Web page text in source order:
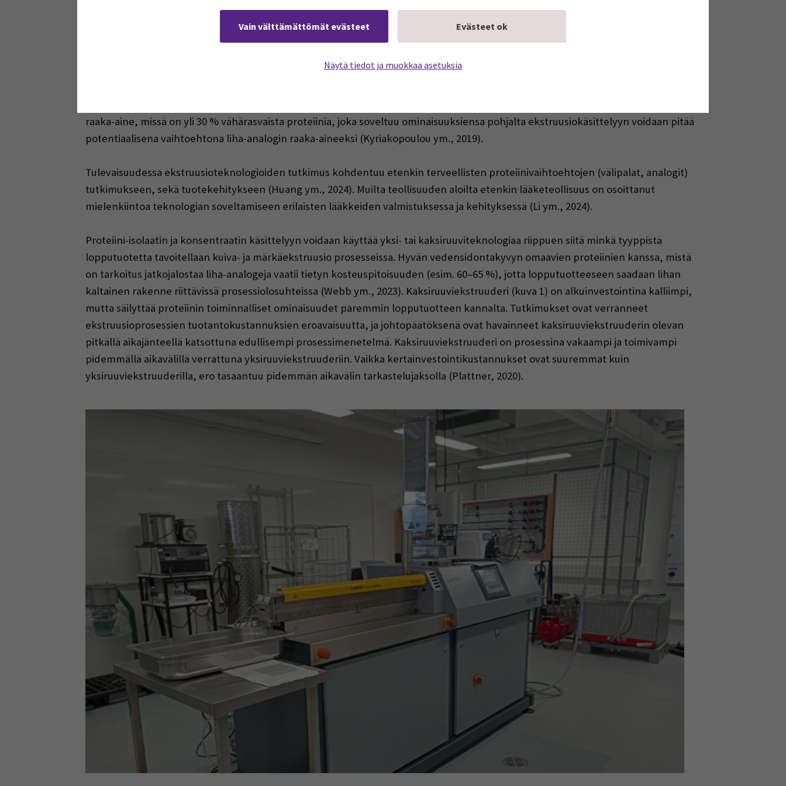
Vain välttämättömät evästeet Evästeet ok
Näytä tiedot ja muokkaa asetuksia
löytyvät liha-analogien (eli rakenteeltaan säiemäinen, lihan koostumusta jäljittelevä kasvispohjainen proteiinin lähde) ja
raaka-aine, missä on yli 30 % vähärasvaista proteiinia, joka soveltuu ominaisuuksiensa pohjalta ekstruusiokäsittelyyn voidaan pitää
potentiaalisena vaihtoehtona liha-analogin raaka-aineeksi (Kyriakopoulou ym., 2019).
Tulevaisuudessa ekstruusioteknologioiden tutkimus kohdentuu etenkin terveellisten proteiinivaihtoehtojen (välipalat, analogit)
tutkimukseen, sekä tuotekehitykseen (Huang ym., 2024). Muilta teollisuuden aloilta etenkin lääketeollisuus on osoittanut
mielenkiintoa teknologian soveltamiseen erilaisten lääkkeiden valmistuksessa ja kehityksessä (Li ym., 2024).
Proteiini-isolaatin ja konsentraatin käsittelyyn voidaan käyttää yksi- tai kaksiruuviteknologiaa riippuen siitä minkä tyyppistä
lopputuotetta tavoitellaan kuiva- ja märkäekstruusio prosesseissa. Hyvän vedensidontakyvyn omaavien proteiinien kanssa, mistä
on tarkoitus jatkojalostaa liha-analogeja vaatii tietyn kosteuspitoisuuden (esim. 60–65 %), jotta lopputuotteeseen saadaan lihan
kaltainen rakenne riittävissä prosessiolosuhteissa (Webb ym., 2023). Kaksiruuviekstruuderi (kuva 1) on alkuinvestointina kalliimpi,
mutta säilyttää proteiinin toiminnalliset ominaisuudet paremmin lopputuotteen kannalta. Tutkimukset ovat verranneet
ekstruusioprosessien tuotantokustannuksien eroavaisuutta, ja johtopäätöksenä ovat havainneet kaksiruuviekstruuderin olevan
pitkällä aikajänteellä katsottuna edullisempi prosessimenetelmä. Kaksiruuviekstruuderi on prosessina vakaampi ja toimivampi
pidemmällä aikavälillä verrattuna yksiruuviekstruuderiin. Vaikka kertainvestointikustannukset ovat suuremmat kuin
yksiruuviekstruuderilla, ero tasaantuu pidemmän aikavälin tarkastelujaksolla (Plattner, 2020).